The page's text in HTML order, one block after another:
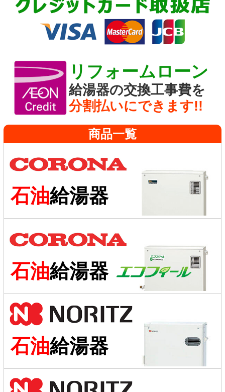
リフォームローン
給湯器の交換工事費を
分割払いにできます!!
商品一覧
石油給湯器
石油給湯器
石油給湯器